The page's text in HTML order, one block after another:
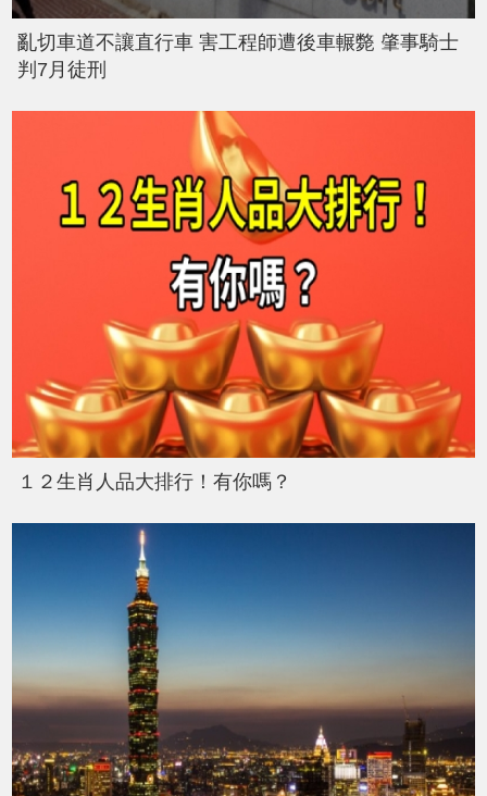
亂切車道不讓直行車 害工程師遭後車輾斃 肇事騎士
判7月徒刑
１２生肖人品大排行！有你嗎？